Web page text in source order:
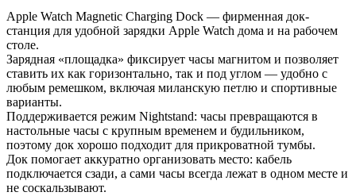
Apple Watch Magnetic Charging Dock — фирменная док-
станция для удобной зарядки Apple Watch дома и на рабочем
столе.
Зарядная «площадка» фиксирует часы магнитом и позволяет
ставить их как горизонтально, так и под углом — удобно с
любым ремешком, включая миланскую петлю и спортивные
варианты.
Поддерживается режим Nightstand: часы превращаются в
настольные часы с крупным временем и будильником,
поэтому док хорошо подходит для прикроватной тумбы.
Док помогает аккуратно организовать место: кабель
подключается сзади, а сами часы всегда лежат в одном месте и
не соскальзывают.